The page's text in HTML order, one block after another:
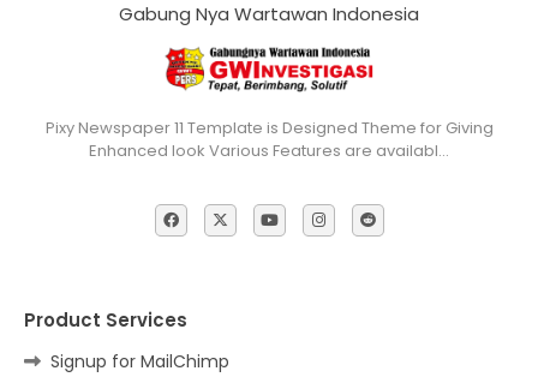
Gabung Nya Wartawan Indonesia
Pixy Newspaper 11 Template is Designed Theme for Giving
Enhanced look Various Features are availabl…
Product Services
Signup for MailChimp